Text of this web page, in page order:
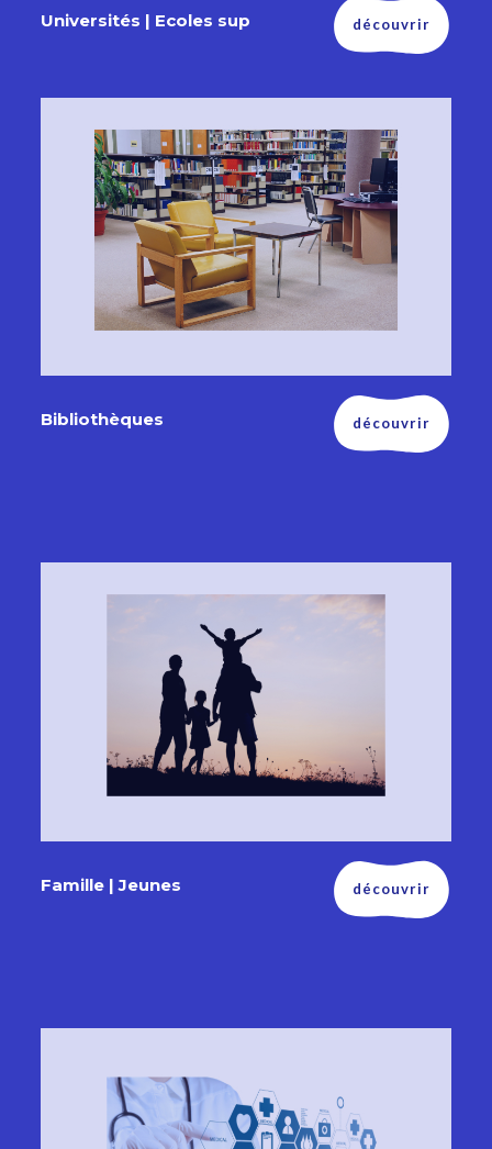
Universités | Ecoles sup découvrir
Bibliothèques découvrir
Famille | Jeunes découvrir